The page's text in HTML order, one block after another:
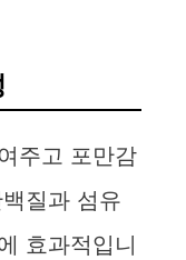
주고 포만감
질과 섬유
효과적입니